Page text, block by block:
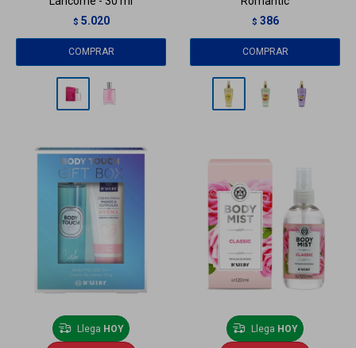
$ 5.020 $ 386
Llega HOY Llega HOY